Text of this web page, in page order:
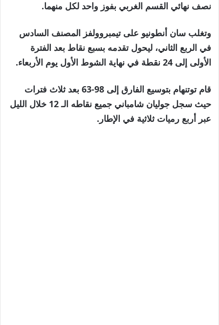
نصف نهائي القسم الغربي بفوز واحد لكل منهما.
وتغلب سان أنطونيو على تيمبروولفز المصنف السادس
في الربع الثاني، ليحول تقدمه بسبع نقاط بعد الفترة
الأولى إلى 24 نقطة في نهاية الشوط الأول يوم الأربعاء.
قام توتنهام بتوسيع الفارق إلى 98-63 بعد ثلاث فترات
حيث سجل جوليان شامباني جميع نقاطه الـ 12 خلال الليل
عبر أربع رميات ثلاثية في الإطار.